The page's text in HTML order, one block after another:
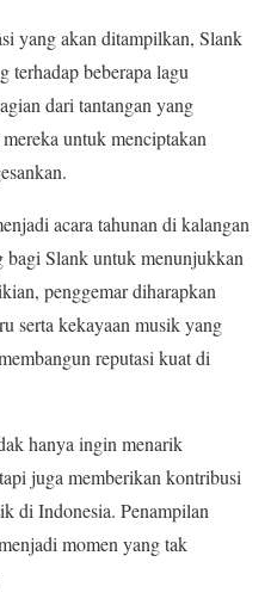
yang akan ditampilkan, Slank
terhadap beberapa lagu
dari tantangan yang
untuk menciptakan
acara tahunan di kalangan
bagi Slank untuk menunjukkan
penggemar diharapkan
serta kekayaan musik yang
reputasi kuat di
hanya ingin menarik
juga memberikan kontribusi
di Indonesia. Penampilan
momen yang tak